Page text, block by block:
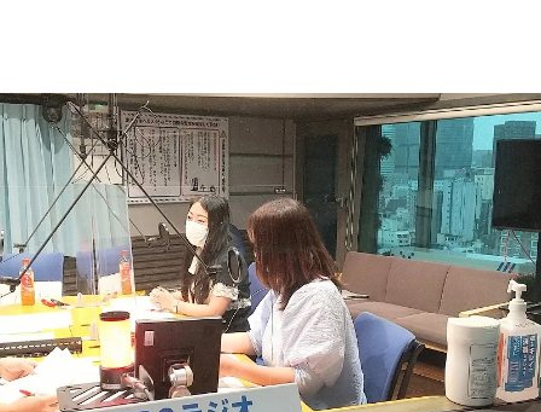
お知らせ
イベント・グッズ
YouTube
会社情報